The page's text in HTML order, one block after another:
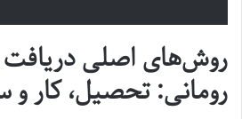
روش‌های اصلی دریافت
رومانی: تحصیل، کار و